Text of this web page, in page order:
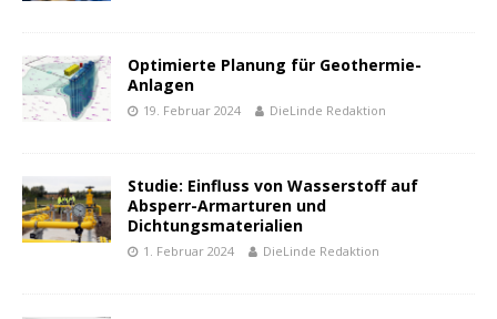
Optimierte Planung für Geothermie-
Anlagen
19. Februar 2024 DieLinde Redaktion
Studie: Einfluss von Wasserstoff auf
Absperr-Armarturen und
Dichtungsmaterialien
1. Februar 2024 DieLinde Redaktion